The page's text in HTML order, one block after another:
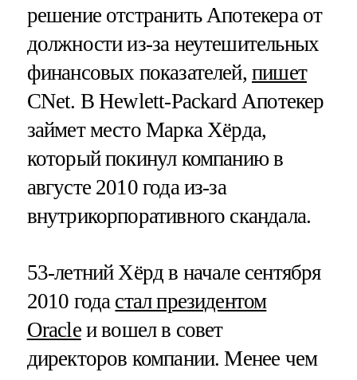
решение отстранить Апотекера от
должности из-за неутешительных
финансовых показателей,пишет
CNet. В Hewlett-Packard Апотекер
займет место Марка Хёрда,
который покинул компанию в
августе 2010 года из-за
внутрикорпоративного скандала.
53-летний Хёрд в начале сентября
2010 года стал президентом
Oracleи вошел в совет
директоров компании. Менее чем